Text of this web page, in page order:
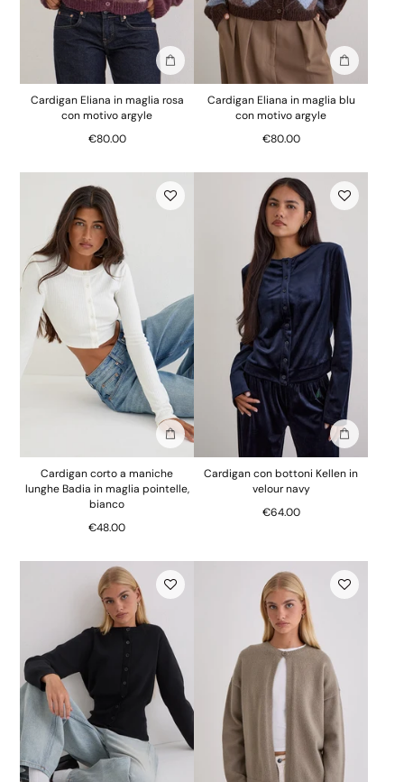
Aggiungi alla borsa
Cardigan Eliana in maglia rosa
con motivo argyle
€80.00
Aggiungi
Cardigan Eliana in maglia blu
con motivo argyle
€80.00
Aggiungi alla borsa
Cardigan corto a maniche
lunghe Badia in maglia pointelle,
bianco
€48.00
Aggiungi
Cardigan con bottoni Kellen in
velour navy
€64.00